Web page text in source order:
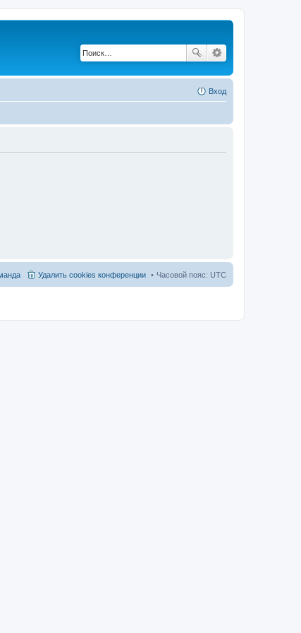
Вход
Часовой пояс: UTC
Удалить cookies конференции